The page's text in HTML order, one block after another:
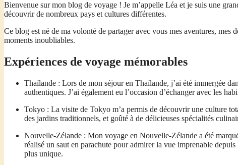
Bienvenue sur mon blog de voyage ! Je m’appelle Léa et je suis une
découvrir de nombreux pays et cultures différentes.
Ce blog est né de ma volonté de partager avec vous mes aventures,
moments inoubliables.
Expériences de voyage mémorables
Thaïlande : Lors de mon séjour en Thaïlande, j’ai été immergée
authentiques. J’ai également eu l’occasion d’échanger avec les
Tokyo : La visite de Tokyo m’a permis de découvrir une culture
des jardins traditionnels, et goûté à de délicieuses spécialités
Nouvelle-Zélande : Mon voyage en Nouvelle-Zélande a été
réalisé un saut en parachute pour admirer la vue imprenable
plus unique.